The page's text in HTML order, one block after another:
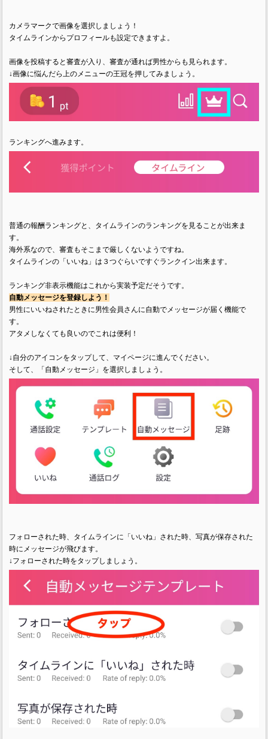
カメラマークで画像を選択しましょう！
タイムラインからプロフィールも設定できますよ。
画像を投稿すると審査が入り、審査が通れば男性からも見られます。
↓画像に悩んだら上のメニューの王冠を押してみましょう。
ランキングへ進みます。
普通の報酬ランキングと、タイムラインのランキングを見ることが出来ま
す。
海外系なので、審査もそこまで厳しくないようですね。
タイムラインの「いいね」は３つぐらいですぐランクイン出来ます。
ランキング非表示機能はこれから実装予定だそうです。
自動メッセージを登録しよう！
男性にいいねされたときに男性会員さんに自動でメッセージが届く機能で
す。
アタメしなくても良いのでこれは便利！
↓自分のアイコンをタップして、マイページに進んでください。
そして、「自動メッセージ」を選択しましょう。
フォローされた時、タイムラインに「いいね」された時、写真が保存された
時にメッセージが飛びます。
↓フォローされた時をタップしましょう。